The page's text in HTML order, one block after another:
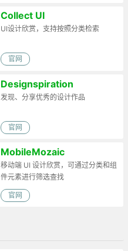
Collect UI
UI设计欣赏，支持按照分类检索
官网
Designspiration
发现、分享优秀的设计作品
官网
MobileMozaic
移动端 UI 设计欣赏，可通过分类和组
件元素进行筛选查找
官网